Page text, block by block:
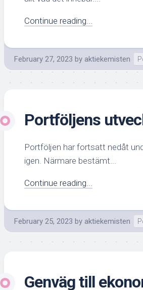
Continue reading...
February 27, 2023 by aktiekemisten
Portföljens
Portföljen har fortsatt nedåt
igen. Närmare bestämt...
Continue reading...
February 25, 2023 by aktiekemisten
Genväg till